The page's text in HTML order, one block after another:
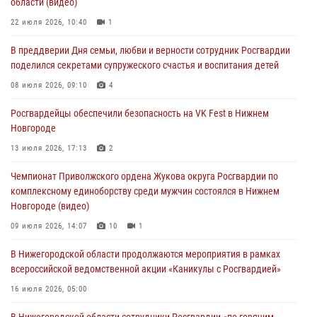
Росгвардейцы обеспечили безопасность на VK Fest в Нижнем
13 июля 2026, 17:13
Нижегородские росгвардейцы за прошедшую неделю выезжали
13 июля 2026, 06:45
Росгвардейцы предотвратили серию краж в Нижнем Новгороде
области (видео)
22 июля 2026, 10:40 1
В преддверии Дня семьи, любви и верности сотрудник Росгвардии
поделился секретами супружеского счастья и воспитания детей
08 июля 2026, 09:10 4
Росгвардейцы обеспечили безопасность на VK Fest в Нижнем
Новгороде
13 июля 2026, 17:13 2
Чемпионат Приволжского ордена Жукова округа Росгвардии по
комплексному единоборству среди мужчин состоялся в Нижнем
Новгороде (видео)
09 июля 2026, 14:07 10 1
В Нижегородской области продолжаются мероприятия в рамках
всероссийской ведомственной акции «Каникулы с Росгвардией»
16 июля 2026, 05:00